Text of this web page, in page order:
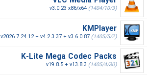
v3.0.23 x86/x64 (1404/10/3)
KMPlayer
v2026.7.24.12 + v4.2.3.37 + v3.6.0.87 (1405/5/2)
K-Lite Mega Codec Packs
v19.8.5 + v13.8.3 (1405/4/30)